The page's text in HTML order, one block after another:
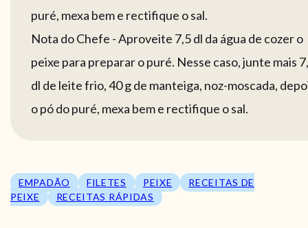
puré, mexa bem e rectifique o sal.
Nota do Chefe - Aproveite 7,5 dl da água de cozer o
peixe para preparar o puré. Nesse caso, junte mais
dl de leite frio, 40 g de manteiga, noz-moscada,
o pó do puré, mexa bem e rectifique o sal.
EMPADÃO FILETES PEIXE
RECEITAS DE
PEIXE
RECEITAS RÁPIDAS